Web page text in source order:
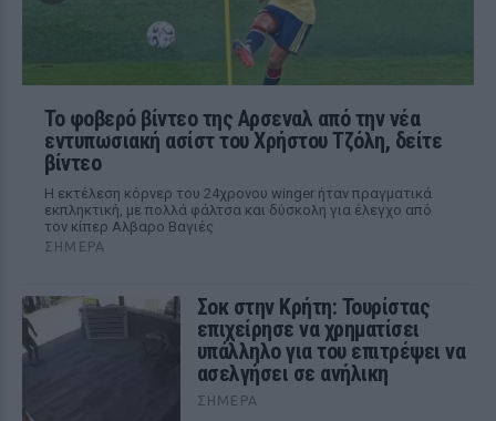
Το φοβερό βίντεο της Αρσεναλ από την νέα
εντυπωσιακή ασίστ του Χρήστου Τζόλη, δείτε
βίντεο
Η εκτέλεση κόρνερ του 24χρονου winger ήταν πραγματικά
εκπληκτική, με πολλά φάλτσα και δύσκολη για έλεγχο από
τον κίπερ Αλβαρο Βαγιές
ΣΉΜΕΡΑ
Σοκ στην Κρήτη: Τουρίστας
επιχείρησε να χρηματίσει
υπάλληλο για του επιτρέψει να
ασελγήσει σε ανήλικη
ΣΉΜΕΡΑ